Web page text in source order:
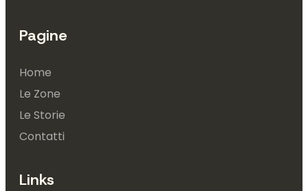
Pagine
Home
Le Zone
Le Storie
Contatti
Links